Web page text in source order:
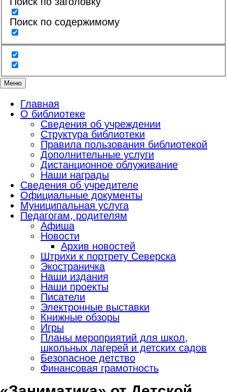
Поиск по содержимому
Меню
Главная
О библиотеке
Сведения об учреждении
Структура библиотеки
Правила пользования библиотекой
Дополнительные услуги
Дистанционное облуживание
Наши награды
Сведения об учредителе
Официальные документы
Муниципальная услуга
Педагогам, родителям
Афиша
Новости
Архив новостей
Штрихи к портрету Северска
Экостраничка
Наши издания
Наши проекты
Писатели
Электронные выставки
Книжные обзоры
Игры
Планы мероприятий для школ,
школьных лагерей и детских садов
Безопасное детство
Финансовая грамотность